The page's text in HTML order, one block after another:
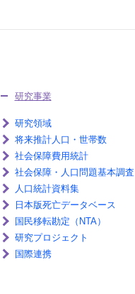
研究事業
研究領域
将来推計人口・世帯数
社会保障費用統計
社会保障・人口問題基本調査
人口統計資料集
日本版死亡データベース
国民移転勘定（NTA）
研究プロジェクト
国際連携